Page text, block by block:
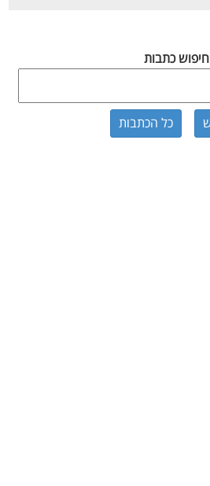
חיפוש כתבות
כל הכתבות